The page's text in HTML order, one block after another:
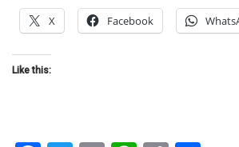
X Facebook
Like this: